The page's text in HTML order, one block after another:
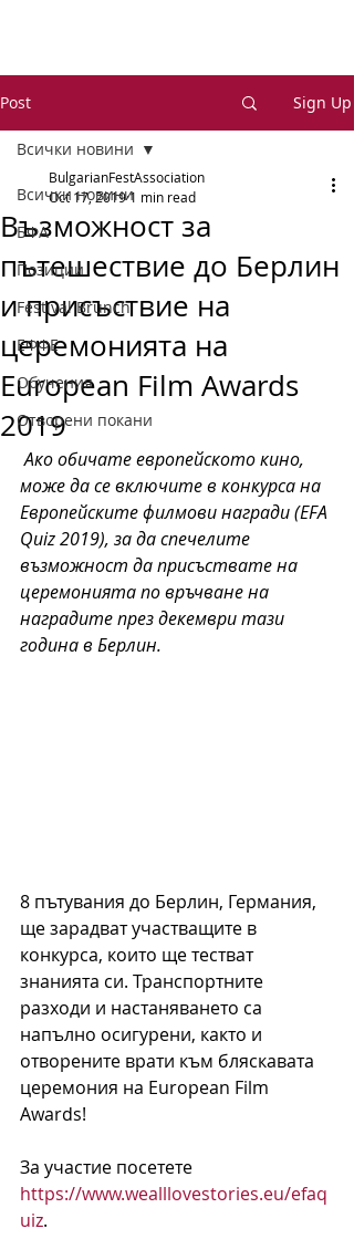
Post Sign Up
Всички новини
БФА
Позиции
Festival Brunch
ЕФФЕ
Обучения
Отворени покани
Всички новини
Възможност за
пътешествие до Берлин
и присъствие на
церемонията на
European Film Awards
2019
BulgarianFestAssociation
Oct 17, 20191 min read
Ако обичате европейското кино,
може да се включите в конкурса на
Европейските филмови награди (EFA
Quiz 2019), за да спечелите
възможност да присъствате на
церемонията по връчване на
наградите през декември тази
година в Берлин.
8 пътувания до Берлин, Германия,
ще зарадват участващите в
конкурса, които ще тестват
знанията си. Транспортните
разходи и настаняването са
напълно осигурени, както и
отворените врати към бляскавата
церемония на European Film
Awards!
За участие посетете
https://www.wealllovestories.eu/efaq
uiz.